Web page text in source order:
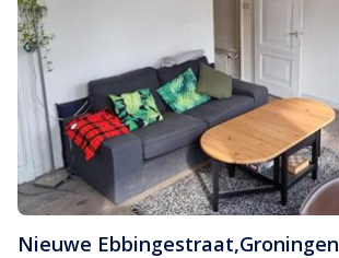
Nieuwe Ebbingestraat,Groningen